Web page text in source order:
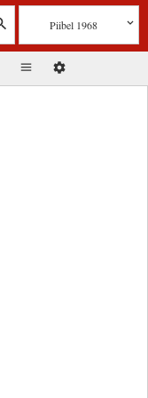
Piibel 1968